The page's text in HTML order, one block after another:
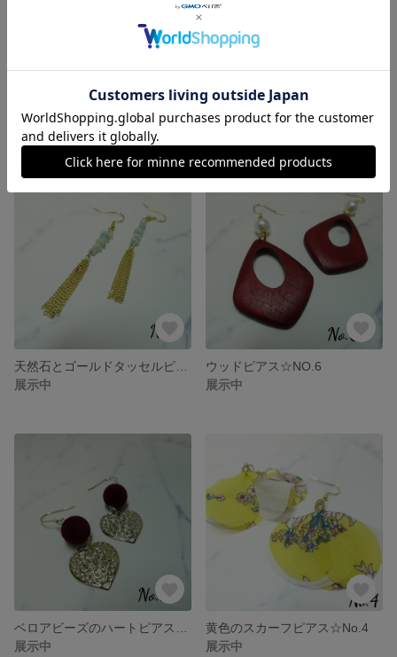
ミルキーピンクピアス☆No.11
展示中
展示中
展示中
ウッドピアス☆NO.6
展示中
展示中
黄色のスカーフピアス☆No.4
展示中